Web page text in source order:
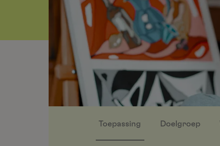
Toepassing Doelgroep